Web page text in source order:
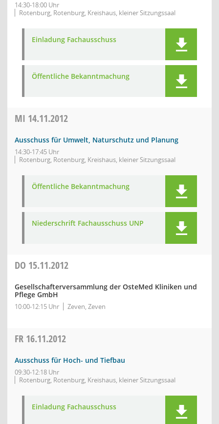
14:30-18:00 Uhr
Rotenburg, Rotenburg, Kreishaus, kleiner Sitzungssaal
Einladung Fachausschuss
Öffentliche Bekanntmachung
MI 14.11.2012
Ausschuss für Umwelt, Naturschutz und Planung
14:30-17:45 Uhr
Rotenburg, Rotenburg, Kreishaus, kleiner Sitzungssaal
Öffentliche Bekanntmachung
Niederschrift Fachausschuss UNP
DO 15.11.2012
Gesellschafterversammlung der OsteMed Kliniken und
Pflege GmbH
10:00-12:15 Uhr Zeven, Zeven
FR 16.11.2012
Ausschuss für Hoch- und Tiefbau
09:30-12:18 Uhr
Rotenburg, Rotenburg, Kreishaus, kleiner Sitzungssaal
Einladung Fachausschuss